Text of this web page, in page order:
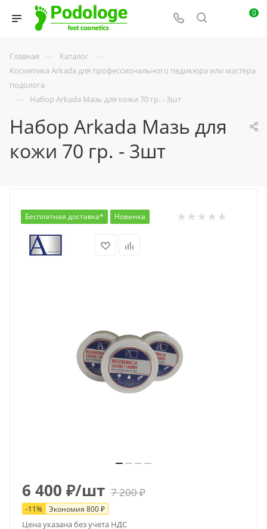
0
Главная — Каталог —
Косметика Arkada для профессионального педикюра или мастера
подолога
— Набор Arkada Мазь для кожи 70 гр. - 3шт
Набор Arkada Мазь для
кожи 70 гр. - 3шт
Бесплатная доставка* Новинка
6 400 ₽/шт 7 200₽
-11% Экономия 800₽
Цена указана без учета НДС